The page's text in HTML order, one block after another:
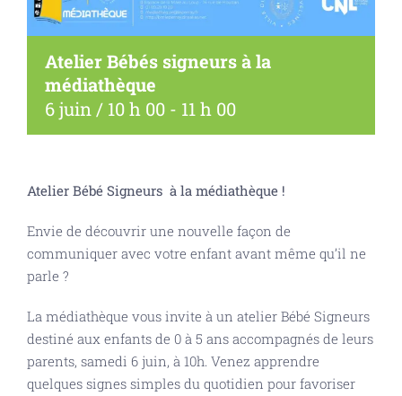
Atelier Bébés signeurs à la
médiathèque
6 juin / 10 h 00 - 11 h 00
Atelier Bébé Signeurs à la médiathèque !
Envie de découvrir une nouvelle façon de
communiquer avec votre enfant avant même qu’il ne
parle ?
La médiathèque vous invite à un atelier Bébé Signeurs
destiné aux enfants de 0 à 5 ans accompagnés de leurs
parents, samedi 6 juin, à 10h. Venez apprendre
quelques signes simples du quotidien pour favoriser